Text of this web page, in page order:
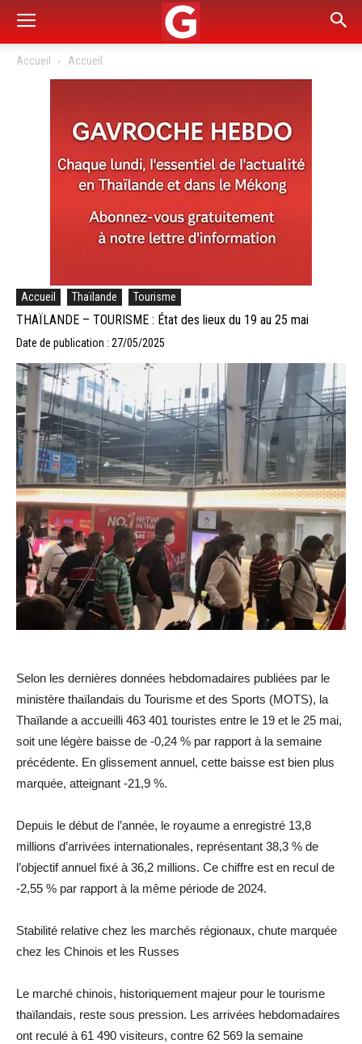
Accueil Accueil
Accueil Thaïlande Tourisme
THAÏLANDE – TOURISME : État des lieux du 19 au 25 mai
Date de publication : 27/05/2025
Selon les dernières données hebdomadaires publiées par le
ministère thaïlandais du Tourisme et des Sports (MOTS), la
Thaïlande a accueilli 463 401 touristes entre le 19 et le 25 mai,
soit une légère baisse de -0,24 % par rapport à la semaine
précédente. En glissement annuel, cette baisse est bien plus
marquée, atteignant -21,9 %.
Depuis le début de l’année, le royaume a enregistré 13,8
millions d’arrivées internationales, représentant 38,3 % de
l’objectif annuel fixé à 36,2 millions. Ce chiffre est en recul de
-2,55 % par rapport à la même période de 2024.
Stabilité relative chez les marchés régionaux, chute marquée
chez les Chinois et les Russes
Le marché chinois, historiquement majeur pour le tourisme
thaïlandais, reste sous pression. Les arrivées hebdomadaires
ont reculé à 61 490 visiteurs, contre 62 569 la semaine